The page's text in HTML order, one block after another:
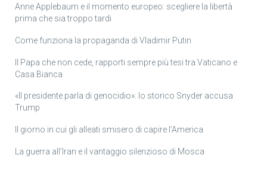
Anne Applebaum e il momento europeo: scegliere la libertà
prima che sia troppo tardi
Come funziona la propaganda di Vladimir Putin
Il Papa che non cede, rapporti sempre più tesi tra Vaticano e
Casa Bianca
«Il presidente parla di genocidio»: lo storico Snyder accusa
Trump
Il giorno in cui gli alleati smisero di capire l’America
La guerra all’Iran e il vantaggio silenzioso di Mosca